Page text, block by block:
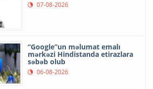
07-08-2026
“Google”un məlumat emalı
mərkəzi Hindistanda etirazlara
səbəb olub
06-08-2026